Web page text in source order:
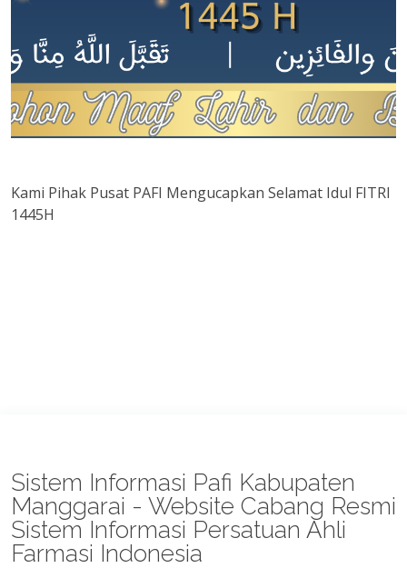
Kami Pihak Pusat PAFI Mengucapkan Selamat Idul FITRI
1445H
Sistem Informasi Pafi Kabupaten
Manggarai - Website Cabang Resmi
Sistem Informasi Persatuan Ahli
Farmasi Indonesia